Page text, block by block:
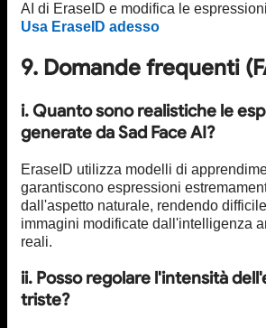
AI di EraseID e modifica le
Usa EraseID adesso
9. Domande frequenti
i. Quanto sono realistiche le
generate da Sad Face AI?
EraseID utilizza modelli di
garantiscono espressioni
dall'aspetto naturale, rendendo
immagini modificate dall'intelligenza
reali.
ii. Posso regolare l'intensità
triste?